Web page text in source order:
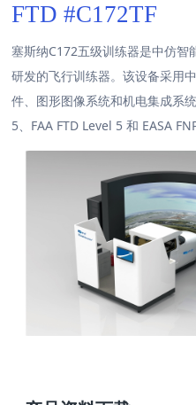
FTD #C172TF
塞斯纳C172五级训练器是中仿智
研发的飞行训练器。该设备采用
件、图形图像系统和机电集成系
5、FAA FTD Level 5 和 EASA